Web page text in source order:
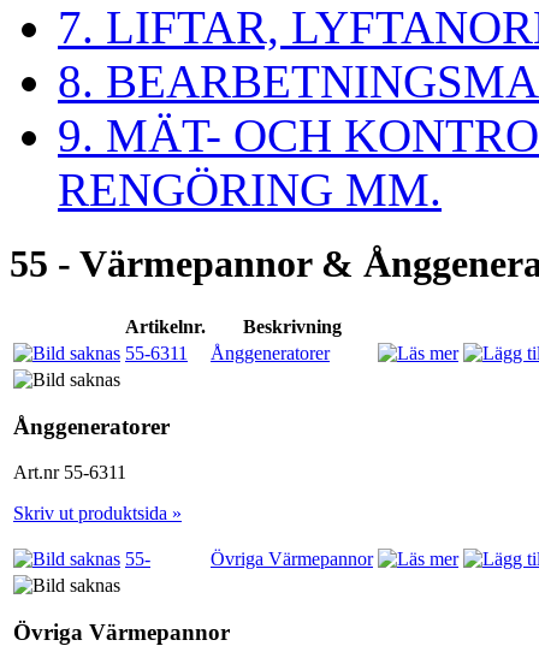
7. LIFTAR,
8.
9. MÄT- OCH
RENGÖRING MM.
55 - Värmepannor &
Artikelnr.
Beskrivning
55-6311
Ånggeneratorer
Ånggeneratorer
Art.nr 55-6311
Skriv ut produktsida »
55- Övriga Värmepannor
Övriga Värmepannor